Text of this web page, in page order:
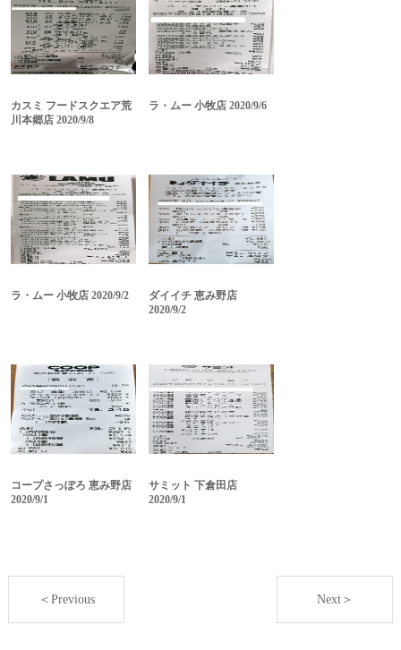
カスミ フードスクエア荒
川本郷店 2020/9/8
ラ・ムー 小牧店 2020/9/6
ラ・ムー 小牧店 2020/9/2
ダイイチ 恵み野店
2020/9/2
コープさっぽろ 恵み野店
2020/9/1
サミット 下倉田店
2020/9/1
＜Previous Next＞